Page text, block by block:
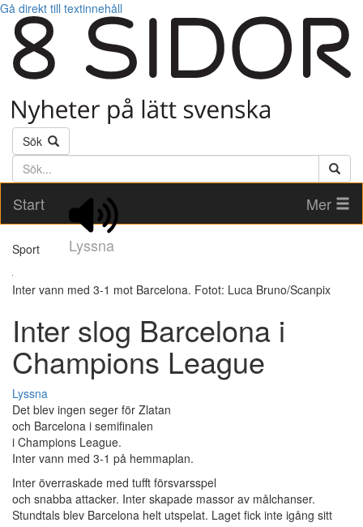
Gå direkt till textinnehåll
Sök
Söktext
Start
Lyssna
Mer
Sport
Inter vann med 3-1 mot Barcelona. Fotot: Luca Bruno/Scanpix
Inter slog Barcelona i
Champions League
Lyssna
Det blev ingen seger för Zlatan
och Barcelona i semifinalen
i Champions League.
Inter vann med 3-1 på hemmaplan.
Inter överraskade med tufft försvarsspel
och snabba attacker. Inter skapade massor av målchanser.
Stundtals blev Barcelona helt utspelat. Laget fick inte igång sitt